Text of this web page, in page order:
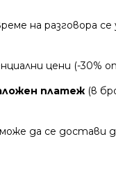
на разговора
цени (-30%
платеж (в
да се достави